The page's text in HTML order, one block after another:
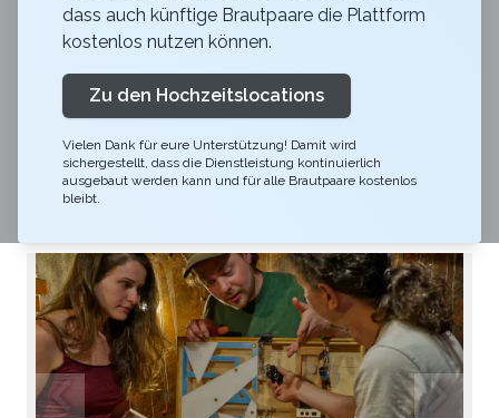
4.8
Escape Games
Unterhaltung
BS
Link teilen
Horrorszenario zu Beginn deiner Party: Ein Gast wurde
vergiftet, ihm bleiben noch 60 Minuten… und nur die
kleine Pillenbox beinhaltet das Gegengift.
dass auch künftige Brautpaare die Plattform
kostenlos nutzen können.
Zu den Hochzeitslocations
Vielen Dank für eure Unterstützung! Damit wird
sichergestellt, dass die Dienstleistung kontinuierlich
ausgebaut werden kann und für alle Brautpaare kostenlos
bleibt.